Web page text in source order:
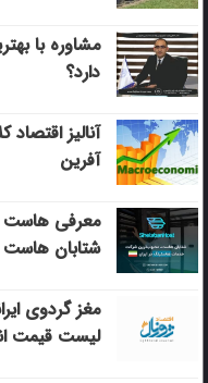
مشاوره با
دارد؟
آنالیز
آفرین
معرفی هاست
شتابان هاست
مغز گردوی
لیست قیمت